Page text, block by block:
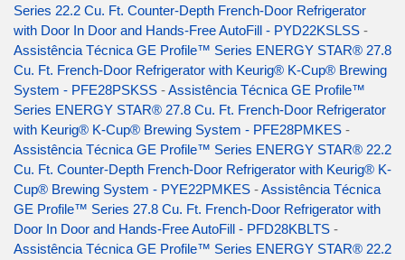
Series 22.2 Cu. Ft. Counter-Depth French-Door Refrigerator
with Door In Door and Hands-Free AutoFill - PYD22KSLSS -
Assistência Técnica GE Profile™ Series ENERGY STAR® 27.8
Cu. Ft. French-Door Refrigerator with Keurig® K-Cup® Brewing
System - PFE28PSKSS -Assistência Técnica GE Profile™
Series ENERGY STAR® 27.8 Cu. Ft. French-Door Refrigerator
with Keurig® K-Cup® Brewing System - PFE28PMKES -
Assistência Técnica GE Profile™ Series ENERGY STAR® 22.2
Cu. Ft. Counter-Depth French-Door Refrigerator with Keurig® K-
Cup® Brewing System - PYE22PMKES -Assistência Técnica
GE Profile™ Series 27.8 Cu. Ft. French-Door Refrigerator with
Door In Door and Hands-Free AutoFill - PFD28KBLTS -
Assistência Técnica GE Profile™ Series ENERGY STAR® 22.2